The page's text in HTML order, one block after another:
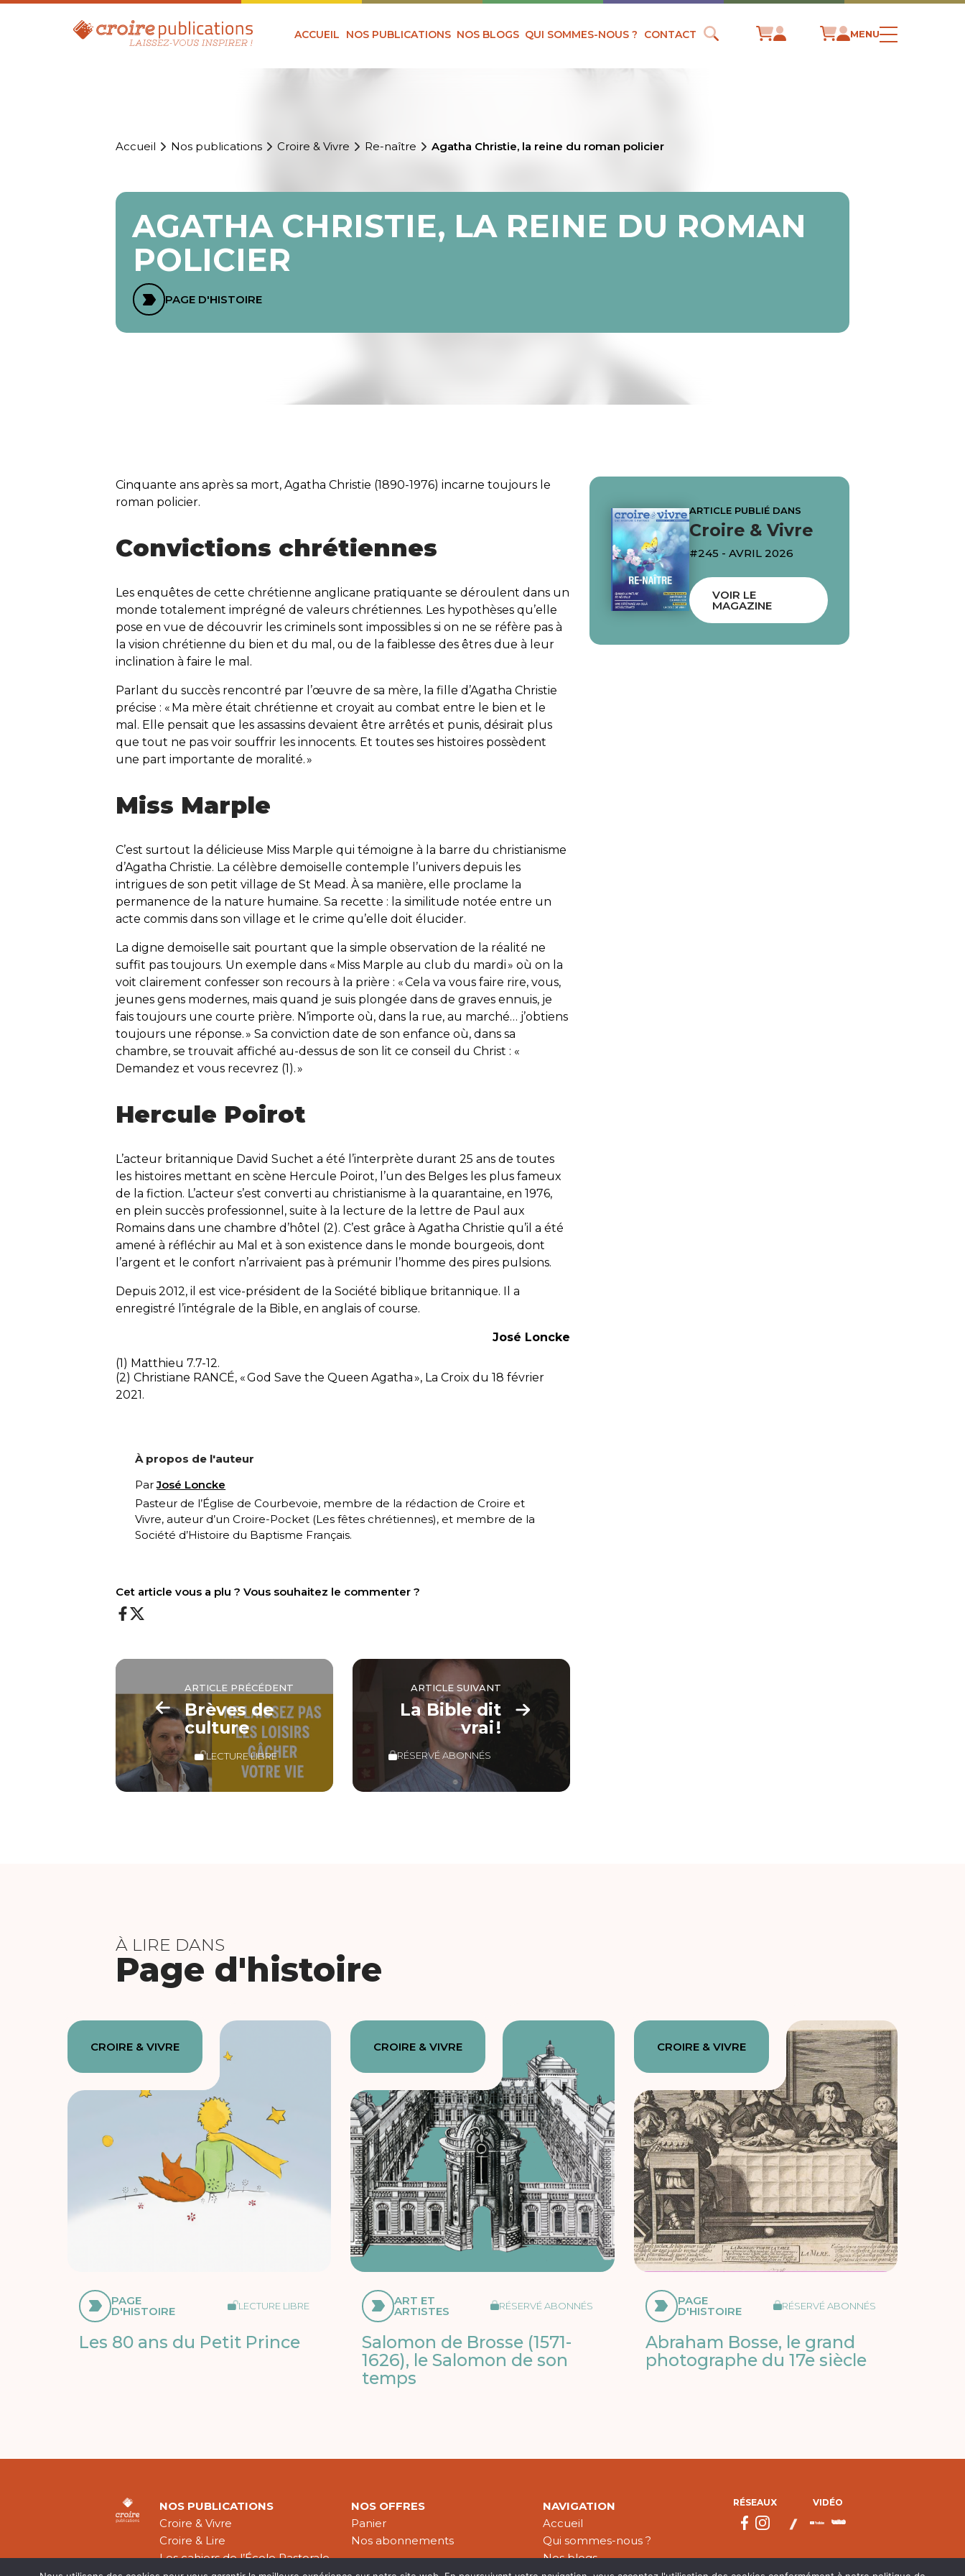
ACCUEIL NOS PUBLICATIONS NOS BLOGS QUI SOMMES-NOUS ? CONTACT MENU
Accueil Nos publications Croire & Vivre Re-naître Agatha Christie, la reine du roman policier
AGATHA CHRISTIE, LA REINE DU ROMAN
POLICIER
PAGE D'HISTOIRE
Cinquante ans après sa mort, Agatha Christie (1890-1976) incarne toujours le
roman policier.
Convictions chrétiennes
Les enquêtes de cette chrétienne anglicane pratiquante se déroulent dans un
monde totalement imprégné de valeurs chrétiennes. Les hypothèses qu’elle
pose en vue de découvrir les criminels sont impossibles si on ne se réfère pas à
la vision chrétienne du bien et du mal, ou de la faiblesse des êtres due à leur
inclination à faire le mal.
Parlant du succès rencontré par l’œuvre de sa mère, la fille d’Agatha Christie
précise : « Ma mère était chrétienne et croyait au combat entre le bien et le
mal. Elle pensait que les assassins devaient être arrêtés et punis, désirait plus
que tout ne pas voir souffrir les innocents. Et toutes ses histoires possèdent
une part importante de moralité. »
Miss Marple
C’est surtout la délicieuse Miss Marple qui témoigne à la barre du christianisme
d’Agatha Christie. La célèbre demoiselle contemple l’univers depuis les
intrigues de son petit village de St Mead. À sa manière, elle proclame la
permanence de la nature humaine. Sa recette : la similitude notée entre un
acte commis dans son village et le crime qu’elle doit élucider.
La digne demoiselle sait pourtant que la simple observation de la réalité ne
suffit pas toujours. Un exemple dans « Miss Marple au club du mardi» où on la
voit clairement confesser son recours à la prière : « Cela va vous faire rire, vous,
jeunes gens modernes, mais quand je suis plongée dans de graves ennuis, je
fais toujours une courte prière. N’importe où, dans la rue, au marché… j’obtiens
toujours une réponse. » Sa conviction date de son enfance où, dans sa
chambre, se trouvait affiché au-dessus de son lit ce conseil du Christ : «
Demandez et vous recevrez (1). »
Hercule Poirot
L’acteur britannique David Suchet a été l’interprète durant 25 ans de toutes
les histoires mettant en scène Hercule Poirot, l’un des Belges les plus fameux
de la fiction. L’acteur s’est converti au christianisme à la quarantaine, en 1976,
en plein succès professionnel, suite à la lecture de la lettre de Paul aux
Romains dans une chambre d’hôtel (2). C’est grâce à Agatha Christie qu’il a été
amené à réfléchir au Mal et à son existence dans le monde bourgeois, dont
l’argent et le confort n’arrivaient pas à prémunir l’homme des pires pulsions.
Depuis 2012, il est vice-président de la Société biblique britannique. Il a
enregistré l’intégrale de la Bible, en anglaisof course.
José Loncke
(1) Matthieu 7.7-12.
(2) Christiane RANCÉ, «God Save the Queen Agatha», La Croix du 18 février
2021.
À propos de l'auteur
ParJosé Loncke
Pasteur de l’Église de Courbevoie, membre de la rédaction de Croire et
Vivre, auteur d’un Croire-Pocket (Les fêtes chrétiennes), et membre de la
Société d’Histoire du Baptisme Français.
Cet article vous a plu ? Vous souhaitez le commenter ?
ARTICLE PRÉCÉDENT
Brèves de
culture
LECTURE LIBRE
ARTICLE SUIVANT
La Bible dit
vrai !
RÉSERVÉ ABONNÉS
ARTICLE PUBLIÉ DANS
Croire & Vivre
#245 - AVRIL 2026
VOIR LE
MAGAZINE
À LIRE DANS
Page d'histoire
CROIRE & VIVRE
PAGE
D'HISTOIRE LECTURE LIBRE
Les 80 ans du Petit Prince
CROIRE & VIVRE
ART ET
ARTISTES RÉSERVÉ ABONNÉS
Salomon de Brosse (1571-
1626), le Salomon de son
temps
CROIRE & VIVRE
PAGE
D'HISTOIRE RÉSERVÉ ABONNÉS
Abraham Bosse, le grand
photographe du 17e siècle
NOS PUBLICATIONS
Croire & Vivre
Croire & Lire
Les cahiers de l’École Pastorale
NOS OFFRES
Panier
Nos abonnements
NAVIGATION
Accueil
Qui sommes-nous ?
Nos blogs
RÉSEAUX VIDÉO